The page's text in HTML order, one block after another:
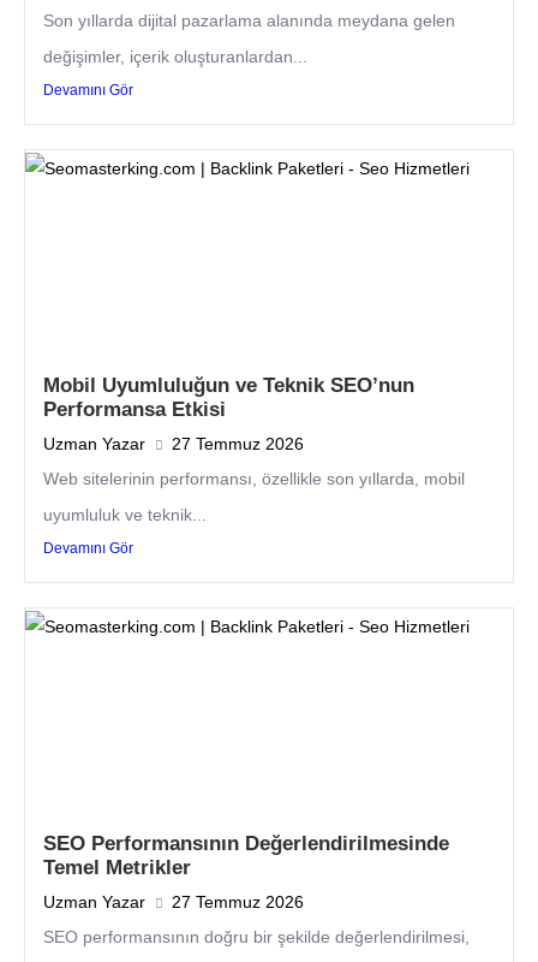
Son yıllarda dijital pazarlama alanında meydana gelen
değişimler, içerik oluşturanlardan...
Devamını Gör
Mobil Uyumluluğun ve Teknik SEO’nun
Performansa Etkisi
Uzman Yazar
27 Temmuz 2026
Web sitelerinin performansı, özellikle son yıllarda, mobil
uyumluluk ve teknik...
Devamını Gör
SEO Performansının Değerlendirilmesinde
Temel Metrikler
Uzman Yazar
27 Temmuz 2026
SEO performansının doğru bir şekilde değerlendirilmesi,